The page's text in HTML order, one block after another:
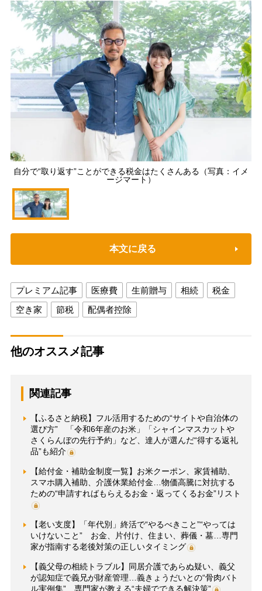
自分で“取り返す”ことができる税金はたくさんある（写真：イメ
ージマート）
本文に戻る
プレミアム記事 医療費 生前贈与 相続
税金
空き家
節税 配偶者控除
他のオススメ記事
関連記事
【ふるさと納税】フル活用するための“サイトや自治体の
選び方” 「令和6年産のお米」「シャインマスカットや
さくらんぼの先行予約」など、達人が選んだ“得する返礼
品”も紹介
【給付金・補助金制度一覧】お米クーポン、家賃補助、
スマホ購入補助、介護休業給付金…物価高騰に対抗する
ための“申請すればもらえるお金・返ってくるお金”リスト
【老い支度】「年代別」終活で“やるべきこと”“やっては
いけないこと” お金、片付け、住まい、葬儀・墓…専門
家が指南する老後対策の正しいタイミング
【義父母の相続トラブル】同居介護であらぬ疑い、義父
が認知症で義兄が財産管理…義きょうだいとの“骨肉バト
ル実例集” 専門家が教える“夫婦でできる解決策”